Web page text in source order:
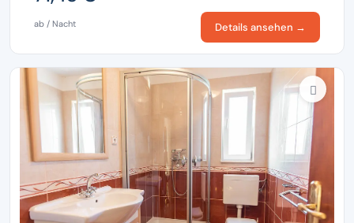
ab / Nacht Details ansehen →